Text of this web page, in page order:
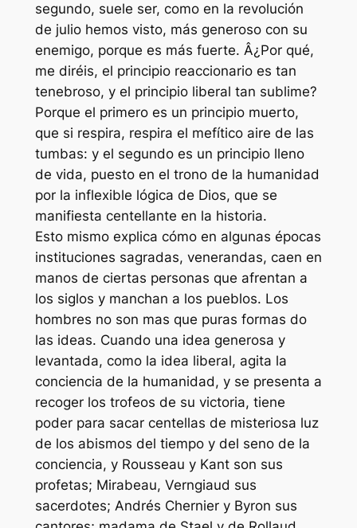
segundo, suele ser, como en la revolución
de julio hemos visto, más generoso con su
enemigo, porque es más fuerte. Â¿Por qué,
me diréis, el principio reaccionario es tan
tenebroso, y el principio liberal tan sublime?
Porque el primero es un principio muerto,
que si respira, respira el mefítico aire de las
tumbas: y el segundo es un principio lleno
de vida, puesto en el trono de la humanidad
por la inflexible lógica de Dios, que se
manifiesta centellante en la historia.
Esto mismo explica cómo en algunas épocas
instituciones sagradas, venerandas, caen en
manos de ciertas personas que afrentan a
los siglos y manchan a los pueblos. Los
hombres no son mas que puras formas do
las ideas. Cuando una idea generosa y
levantada, como la idea liberal, agita la
conciencia de la humanidad, y se presenta a
recoger los trofeos de su victoria, tiene
poder para sacar centellas de misteriosa luz
de los abismos del tiempo y del seno de la
conciencia, y Rousseau y Kant son sus
profetas; Mirabeau, Verngiaud sus
sacerdotes; Andrés Chernier y Byron sus